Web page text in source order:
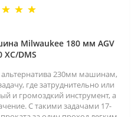
Milwaukee 180 мм AGV
XC/DMS
230мм машинам,
где затруднительно или
и громоздкий инструмент, а
С такими задачами 17-